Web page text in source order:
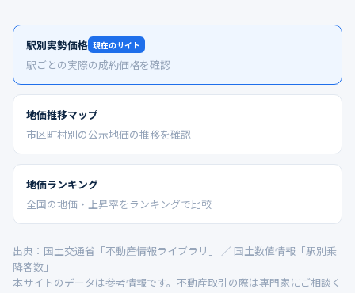
駅別実勢価格 現在のサイト
駅ごとの実際の成約価格を確認
地価推移マップ
市区町村別の公示地価の推移を確認
地価ランキング
全国の地価・上昇率をランキングで比較
出典：国土交通省「不動産情報ライブラリ」 ／ 国土数値情報「駅別乗
降客数」
本サイトのデータは参考情報です。不動産取引の際は専門家にご相談く